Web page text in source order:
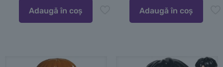
Adaugă în coș Adaugă în coș